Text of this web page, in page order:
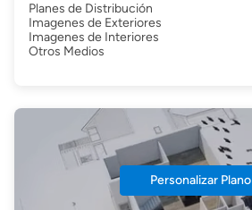
Planes de Distribución
Imagenes de Exteriores
Imagenes de Interiores
Otros Medios
Personalizar Plano